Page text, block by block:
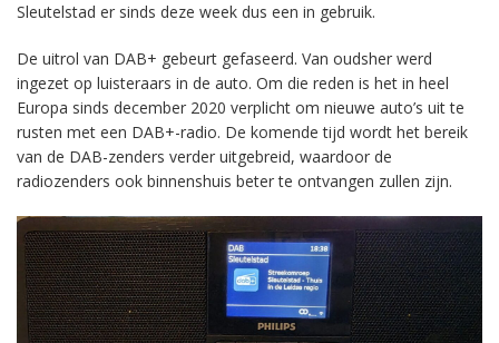
Sleutelstad er sinds deze week dus een in gebruik.
De uitrol van DAB+ gebeurt gefaseerd. Van oudsher werd
ingezet op luisteraars in de auto. Om die reden is het in heel
Europa sinds december 2020 verplicht om nieuwe auto’s uit te
rusten met een DAB+-radio. De komende tijd wordt het bereik
van de DAB-zenders verder uitgebreid, waardoor de
radiozenders ook binnenshuis beter te ontvangen zullen zijn.